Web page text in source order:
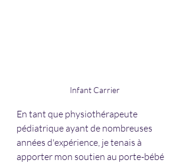
Infant Carrier
En tant que physiothérapeute
pédiatrique ayant de nombreuses
années d'expérience, je tenais à
apporter mon soutien au porte-bébé